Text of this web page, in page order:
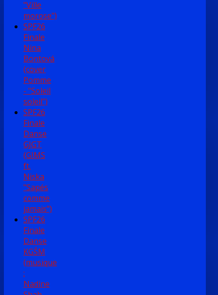
"Ville
morose")
SPF26
Finale
Nina
Bontová
(cover
Pomme
- "Soleil
soleil")
SPF26
Finale
Danse
GJGT
(GIMS
ft.
Niska
"Sapés
comme
jamais")
SPF26
Finale
Danse
KGŠM
(musique
:
Nadine